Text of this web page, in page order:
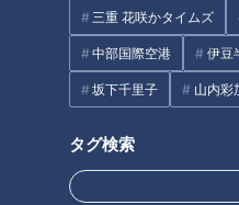
三重 花咲かタイムズ
中部国際空港 伊豆
坂下千里子 山内彩
タグ検索
番組紹介
たっくー＆ナナフシ
SNS上には都市伝説の”タネ”
中には、とびっきりの都市伝